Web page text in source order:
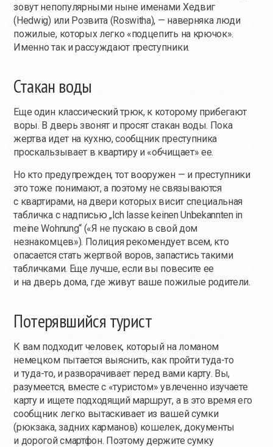
зовут непопулярными ныне именами Хедвиг
(Hedwig) или Розвита (Roswitha), — наверняка люди
пожилые, которых легко «подцепить на крючок».
Именно так и рассуждают преступники.
Стакан воды
Еще один классический трюк, к которому прибегают
воры. В дверь звонят и просят стакан воды. Пока
жертва идет на кухню, сообщник преступника
проскальзывает в квартиру и «обчищает» ее.
Но кто предупрежден, тот вооружен — и преступники
это тоже понимают, а поэтому не связываются
с квартирами, на двери которых висит специальная
табличка с надписью „Ich lasse keinen Unbekannten in
meine Wohnung“ («Я не пускаю в свой дом
незнакомцев»). Полиция рекомендует всем, кто
опасается стать жертвой воров, запастись такими
табличками. Еще лучше, если вы повесите ее
и на дверь дома, где живут ваше пожилые родители.
Потерявшийся турист
К вам подходит человек, который на ломаном
немецком пытается выяснить, как пройтитуда-то
и туда-то, и разворачивает перед вами карту. Вы,
разумеется, вместе с «туристом» увлеченно изучаете
карту и ищете подходящий маршрут, а в это время его
сообщник легко вытаскивает из вашей сумки
(рюкзака, задних карманов) кошелек, документы
и дорогой смартфон. Поэтому держите сумку